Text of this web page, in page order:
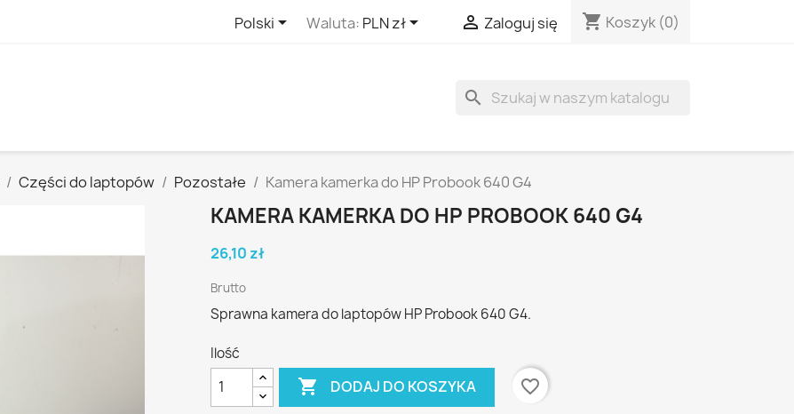
Polski Waluta: PLN zł  Zaloguj się shopping_cart Koszyk (0)
search
Części do laptopów Pozostałe Kamera kamerka do HP Probook 640 G4
KAMERA KAMERKA DO HP PROBOOK 640 G4
26,10 zł
Brutto
Sprawna kamera do laptopów HP Probook 640 G4.
Ilość
 DODAJ DO KOSZYKA favorite_border